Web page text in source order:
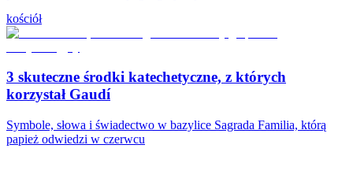
kościół
3 skuteczne środki katechetyczne, z których
korzystał Gaudí
Symbole, słowa i świadectwo w bazylice Sagrada Familia, którą
papież odwiedzi w czerwcu